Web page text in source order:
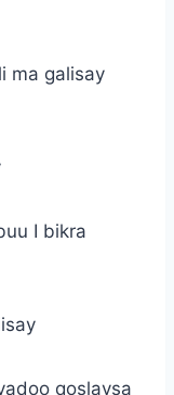
ma galisay
I bikra
qoslaysa